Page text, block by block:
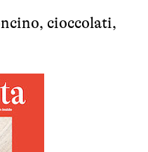
cioccolati,